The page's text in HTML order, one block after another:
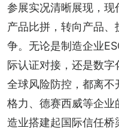
参展实况清晰展现，
产品比拼，转向产品
争。无论是制造企业
际认证对接，还是数字
全球风险防控，都离不
格力、德赛西威等企
造业搭建起国际信任桥